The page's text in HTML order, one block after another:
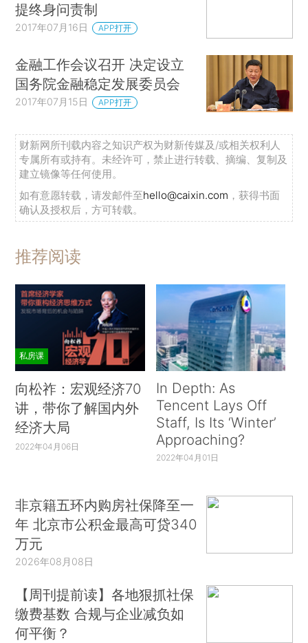
提终身问责制
2017年07月16日 APP打开
金融工作会议召开 决定设立
国务院金融稳定发展委员会
2017年07月15日 APP打开
财新网所刊载内容之知识产权为财新传媒及/或相关权利人
专属所有或持有。未经许可，禁止进行转载、摘编、复制及
建立镜像等任何使用。
如有意愿转载，请发邮件至hello@caixin.com ，获得书面
确认及授权后，方可转载。
推荐阅读
私房课
向松祚：宏观经济70
讲，带你了解国内外
经济大局
2022年04月06日
In Depth: As
Tencent Lays Off
Staff, Is Its ‘Winter’
Approaching?
2022年04月01日
非京籍五环内购房社保降至一
年 北京市公积金最高可贷340
万元
2026年08月08日
【周刊提前读】各地狠抓社保
缴费基数 合规与企业减负如
何平衡？